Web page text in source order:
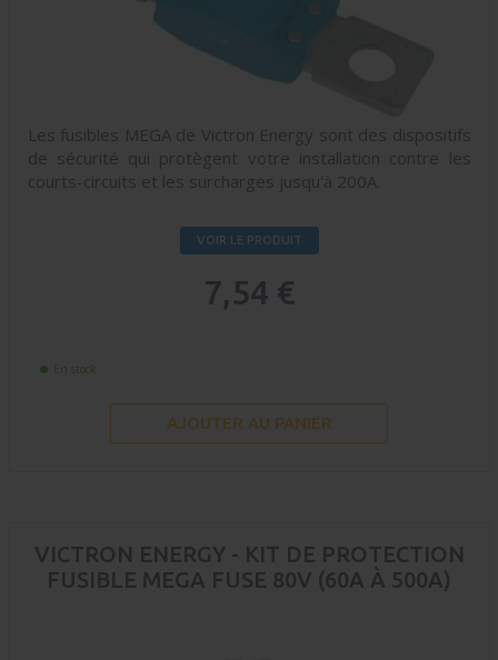
Les fusibles MEGA de Victron Energy sont des dispositifs
de sécurité qui protègent votre installation contre les
courts-circuits et les surcharges jusqu'à 200A.
VOIR LE PRODUIT
7,54 €
En stock
AJOUTER AU PANIER
VICTRON ENERGY - KIT DE PROTECTION
FUSIBLE MEGA FUSE 80V (60A À 500A)